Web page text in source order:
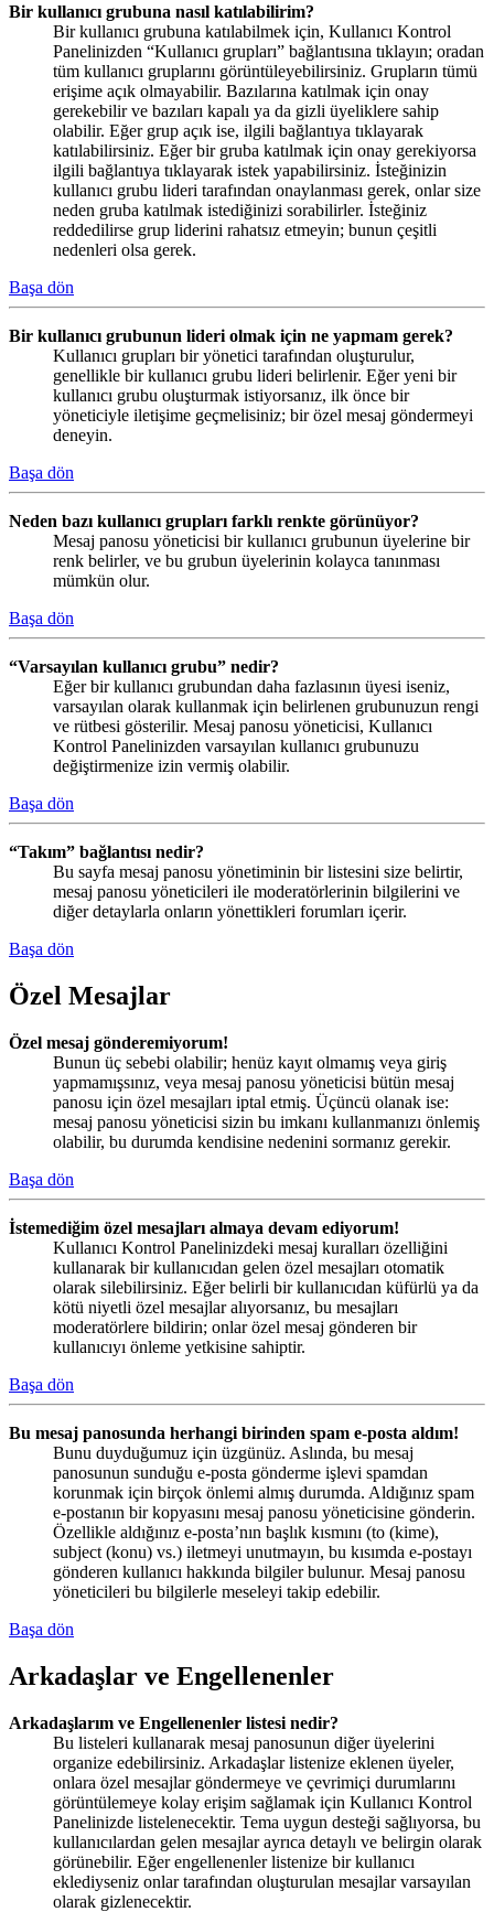
Bir kullanıcı grubuna nasıl katılabilirim?
Bir kullanıcı grubuna katılabilmek için, Kullanıcı Kontrol
Panelinizden “Kullanıcı grupları” bağlantısına tıklayın; oradan
tüm kullanıcı gruplarını görüntüleyebilirsiniz. Grupların tümü
erişime açık olmayabilir. Bazılarına katılmak için onay
gerekebilir ve bazıları kapalı ya da gizli üyeliklere sahip
olabilir. Eğer grup açık ise, ilgili bağlantıya tıklayarak
katılabilirsiniz. Eğer bir gruba katılmak için onay gerekiyorsa
ilgili bağlantıya tıklayarak istek yapabilirsiniz. İsteğinizin
kullanıcı grubu lideri tarafından onaylanması gerek, onlar size
neden gruba katılmak istediğinizi sorabilirler. İsteğiniz
reddedilirse grup liderini rahatsız etmeyin; bunun çeşitli
nedenleri olsa gerek.
Başa dön
Bir kullanıcı grubunun lideri olmak için ne yapmam gerek?
Kullanıcı grupları bir yönetici tarafından oluşturulur,
genellikle bir kullanıcı grubu lideri belirlenir. Eğer yeni bir
kullanıcı grubu oluşturmak istiyorsanız, ilk önce bir
yöneticiyle iletişime geçmelisiniz; bir özel mesaj göndermeyi
deneyin.
Başa dön
Neden bazı kullanıcı grupları farklı renkte görünüyor?
Mesaj panosu yöneticisi bir kullanıcı grubunun üyelerine bir
renk belirler, ve bu grubun üyelerinin kolayca tanınması
mümkün olur.
Başa dön
“Varsayılan kullanıcı grubu” nedir?
Eğer bir kullanıcı grubundan daha fazlasının üyesi iseniz,
varsayılan olarak kullanmak için belirlenen grubunuzun rengi
ve rütbesi gösterilir. Mesaj panosu yöneticisi, Kullanıcı
Kontrol Panelinizden varsayılan kullanıcı grubunuzu
değiştirmenize izin vermiş olabilir.
Başa dön
“Takım” bağlantısı nedir?
Bu sayfa mesaj panosu yönetiminin bir listesini size belirtir,
mesaj panosu yöneticileri ile moderatörlerinin bilgilerini ve
diğer detaylarla onların yönettikleri forumları içerir.
Başa dön
Özel Mesajlar
Özel mesaj gönderemiyorum!
Bunun üç sebebi olabilir; henüz kayıt olmamış veya giriş
yapmamışsınız, veya mesaj panosu yöneticisi bütün mesaj
panosu için özel mesajları iptal etmiş. Üçüncü olanak ise:
mesaj panosu yöneticisi sizin bu imkanı kullanmanızı önlemiş
olabilir, bu durumda kendisine nedenini sormanız gerekir.
Başa dön
İstemediğim özel mesajları almaya devam ediyorum!
Kullanıcı Kontrol Panelinizdeki mesaj kuralları özelliğini
kullanarak bir kullanıcıdan gelen özel mesajları otomatik
olarak silebilirsiniz. Eğer belirli bir kullanıcıdan küfürlü ya da
kötü niyetli özel mesajlar alıyorsanız, bu mesajları
moderatörlere bildirin; onlar özel mesaj gönderen bir
kullanıcıyı önleme yetkisine sahiptir.
Başa dön
Bu mesaj panosunda herhangi birinden spam e-posta aldım!
Bunu duyduğumuz için üzgünüz. Aslında, bu mesaj
panosunun sunduğu e-posta gönderme işlevi spamdan
korunmak için birçok önlemi almış durumda. Aldığınız spam
e-postanın bir kopyasını mesaj panosu yöneticisine gönderin.
Özellikle aldığınız e-posta’nın başlık kısmını (to (kime),
subject (konu) vs.) iletmeyi unutmayın, bu kısımda e-postayı
gönderen kullanıcı hakkında bilgiler bulunur. Mesaj panosu
yöneticileri bu bilgilerle meseleyi takip edebilir.
Başa dön
Arkadaşlar ve Engellenenler
Arkadaşlarım ve Engellenenler listesi nedir?
Bu listeleri kullanarak mesaj panosunun diğer üyelerini
organize edebilirsiniz. Arkadaşlar listenize eklenen üyeler,
onlara özel mesajlar göndermeye ve çevrimiçi durumlarını
görüntülemeye kolay erişim sağlamak için Kullanıcı Kontrol
Panelinizde listelenecektir. Tema uygun desteği sağlıyorsa, bu
kullanıcılardan gelen mesajlar ayrıca detaylı ve belirgin olarak
görünebilir. Eğer engellenenler listenize bir kullanıcı
eklediyseniz onlar tarafından oluşturulan mesajlar varsayılan
olarak gizlenecektir.